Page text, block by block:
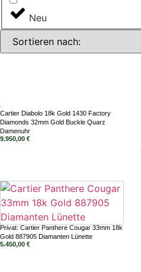
Neu
Cartier Diabolo 18k Gold 1430 Factory
Diamonds 32mm Gold Buckle Quarz
Damenuhr
9.950,00 €
Privat: Cartier Panthere Cougar 33mm 18k
Gold 887905 Diamanten Lünette
5.450,00 €